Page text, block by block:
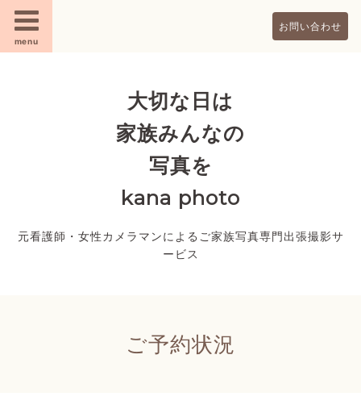
menu
お問い合わせ
大切な日は
家族みんなの
写真を
kana photo
元看護師・女性カメラマンによるご家族写真専門出張撮影サ
ービス
ご予約状況